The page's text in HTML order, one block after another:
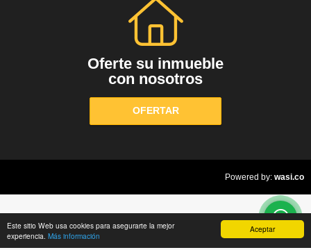
Aceptar
Este sitio Web usa cookies para asegurarte la mejor
experiencia. Más información
Oferte su inmueble
con nosotros
OFERTAR
Powered by: wasi.co